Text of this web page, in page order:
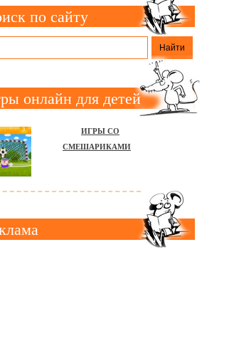
по сайту
онлайн для детей
ИГРЫ СО
СМЕШАРИКАМИ